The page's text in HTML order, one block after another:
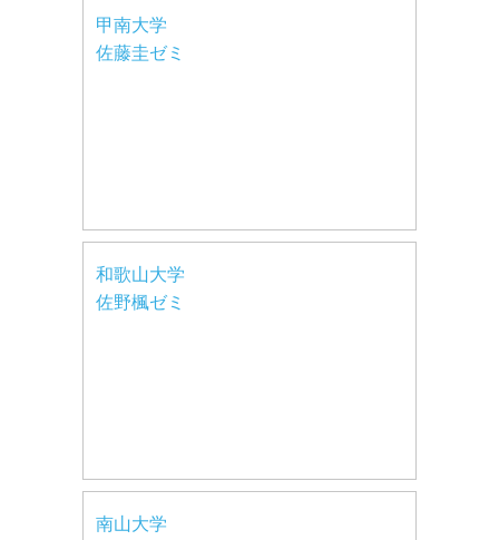
甲南大学
佐藤圭ゼミ
和歌山大学
佐野楓ゼミ
南山大学